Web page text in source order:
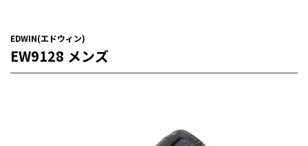
EDWIN(エドウィン)
EW9128 メンズ